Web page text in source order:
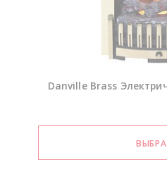
Danville Brass